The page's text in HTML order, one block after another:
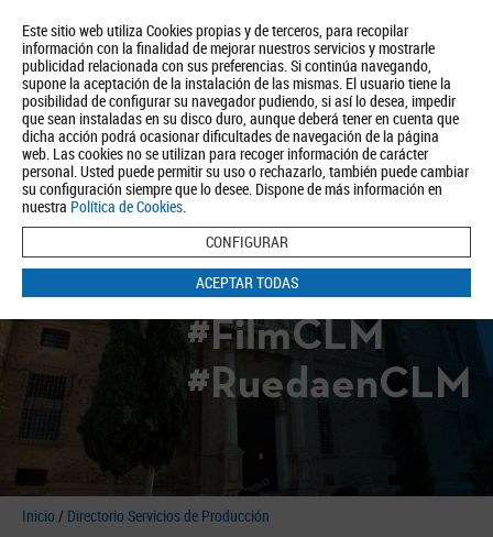
Este sitio web utiliza Cookies propias y de terceros, para recopilar
información con la finalidad de mejorar nuestros servicios y mostrarle
publicidad relacionada con sus preferencias. Si continúa navegando,
supone la aceptación de la instalación de las mismas. El usuario tiene la
posibilidad de configurar su navegador pudiendo, si así lo desea, impedir
que sean instaladas en su disco duro, aunque deberá tener en cuenta que
dicha acción podrá ocasionar dificultades de navegación de la página
web. Las cookies no se utilizan para recoger información de carácter
personal. Usted puede permitir su uso o rechazarlo, también puede cambiar
su configuración siempre que lo desee. Dispone de más información en
nuestra Política de Cookies.
CONFIGURAR
ACEPTAR TODAS
Quiénes somos Turismo Política de Privacidad Aviso Legal
Política de Cookies
BUSCAR
#FilmCLM
#RuedaenCLM
Inicio / Directorio Servicios de Producción